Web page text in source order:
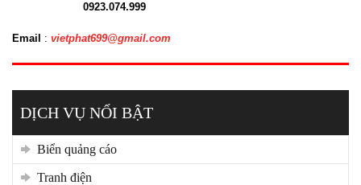
0923.074.999
Email : vietphat699@gmail.com
DỊCH VỤ NỔI BẬT
biển quảng cáo
tranh điện